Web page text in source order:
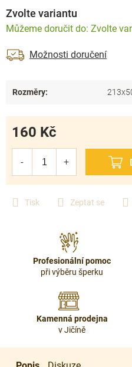
Tisk Zeptat se
Zvolte variantu
Zvolte
Možnosti doručení
160 Kč
Rozměry:
Profesionální pomoc
při výběru šperku
Kamenná prodejna
v Jičíně